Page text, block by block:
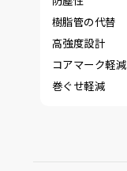
樹脂管の代替
高強度設計
コアマーク軽減
巻ぐせ軽減